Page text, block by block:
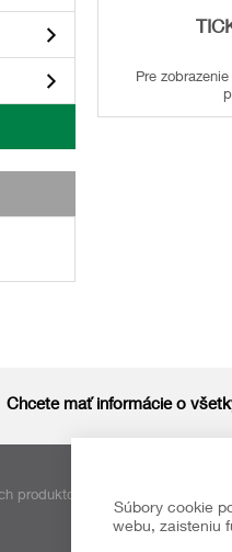
Pre
Chcete mať informácie o
produktoch alebo e-shope?
Súbory cookie
webu, zaisteniu